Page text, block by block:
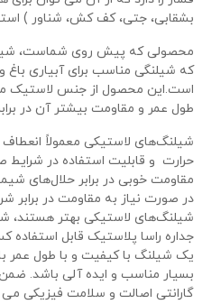
بشقابی، جتی، کف کش، شناور )
محصولی که پیش روی شماست،
که شیلنگی مناسب برای آبیاری
است.این محصول از جنس لاستیک
طول عمر و مقاومت بیشتر آن در
شیلنگ‌های لاستیکی معمولاً انعطاف
حرارت و قابلیت استفاده در شرایط
مقاومت خوبی در برابر حلال‌های
در صورت نیاز به مقاومت در برابر
شیلنگ‌های لاستیکی بهتر هستند،
جداره راسا پلاستیک قابل استفاده
یک شیلنگ با کیفیت و با طول عمر
بسیار مناسب و ایده آلی باشد.
گارانتی اصالت و سلامت فیزیکی می